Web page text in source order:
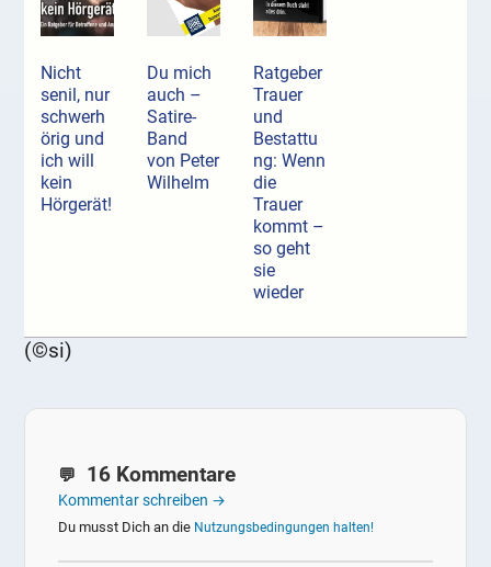
Nicht
senil, nur
schwerh
örig und
ich will
kein
Hörgerät!
Du mich
auch –
Satire-
Band
von Peter
Wilhelm
Ratgeber
Trauer
und
Bestattu
ng: Wenn
die
Trauer
kommt –
so geht
sie
wieder
(©si)
16 Kommentare
Kommentar schreiben →
Du musst Dich an die Nutzungsbedingungen halten!